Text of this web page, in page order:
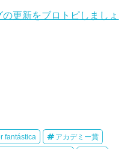
更新をブロトピしましょ
fantástica アカデミー賞